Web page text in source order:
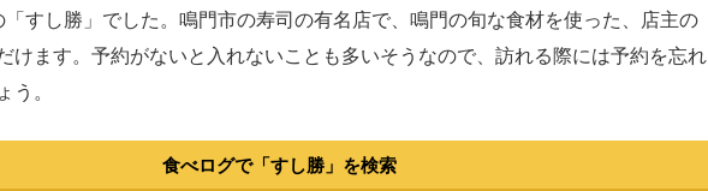
すし勝」でした。鳴門市の寿司の有名店で、鳴門の旬な食材を使った、店主の
けます。予約がないと入れないことも多いそうなので、訪れる際には予約を忘れ
う。
食べログで「すし勝」を検索